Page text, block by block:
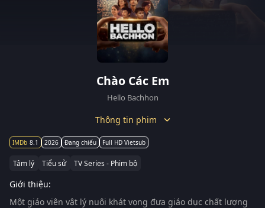
Chào Các Em
Hello Bachhon
Thông tin phim
8.1 2026 Đang chiếu Full HD Vietsub
Tâm lý Tiểu sử TV Series - Phim bộ
Giới thiệu:
Một giáo viên vật lý nuôi khát vọng đưa giáo dục chất lượng